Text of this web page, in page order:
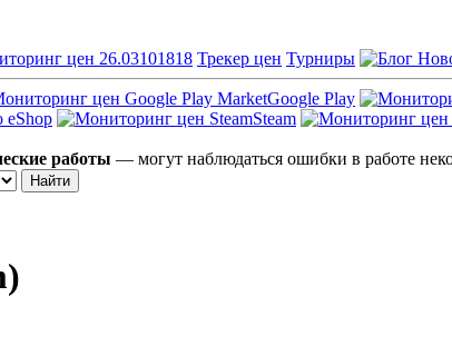
цен 26.03101818 Трекер цен Турниры
Google Play
eShop
Steam
работы — могут наблюдаться ошибки в работе